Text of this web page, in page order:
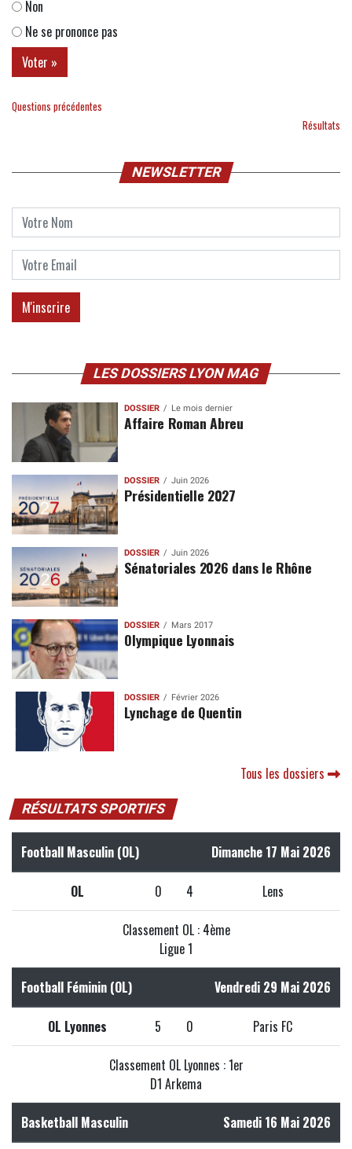
Non
Ne se prononce pas
Questions précédentes
Résultats
NEWSLETTER
LES DOSSIERS LYON MAG
DOSSIER Le mois dernier
Affaire Roman Abreu
DOSSIER Juin 2026
Présidentielle 2027
DOSSIER Juin 2026
Sénatoriales 2026 dans le Rhône
DOSSIER Mars 2017
Olympique Lyonnais
DOSSIER Février 2026
Lynchage de Quentin
Tous les dossiers
RÉSULTATS SPORTIFS
Football Masculin (OL) Dimanche 17 Mai 2026
OL 0 4 Lens
Classement OL : 4ème
Ligue 1
Football Féminin (OL) Vendredi 29 Mai 2026
OL Lyonnes 5 0 Paris FC
Classement OL Lyonnes : 1er
D1 Arkema
Basketball Masculin Samedi 16 Mai 2026